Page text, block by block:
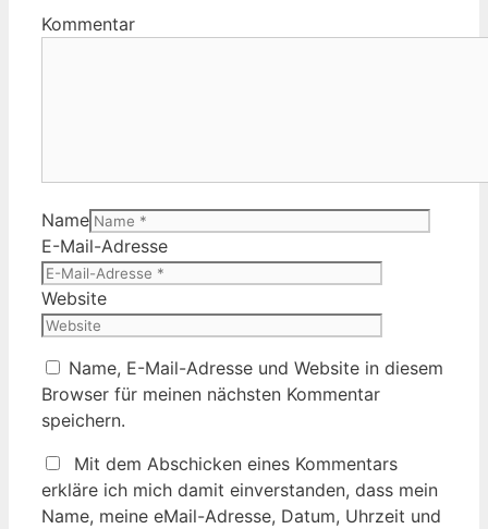
Kommentar
Name
E-Mail-Adresse
Website
Name, E-Mail-Adresse und Website in diesem
Browser für meinen nächsten Kommentar
speichern.
Mit dem Abschicken eines Kommentars
erkläre ich mich damit einverstanden, dass mein
Name, meine eMail-Adresse, Datum, Uhrzeit und